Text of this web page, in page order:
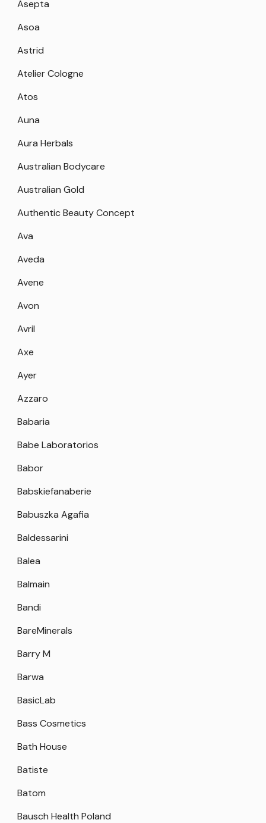
Asepta
Asoa
Astrid
Atelier Cologne
Atos
Auna
Aura Herbals
Australian Bodycare
Australian Gold
Authentic Beauty Concept
Ava
Aveda
Avene
Avon
Avril
Axe
Ayer
Azzaro
Babaria
Babe Laboratorios
Babor
Babskiefanaberie
Babuszka Agafia
Baldessarini
Balea
Balmain
Bandi
BareMinerals
Barry M
Barwa
BasicLab
Bass Cosmetics
Bath House
Batiste
Batom
Bausch Health Poland